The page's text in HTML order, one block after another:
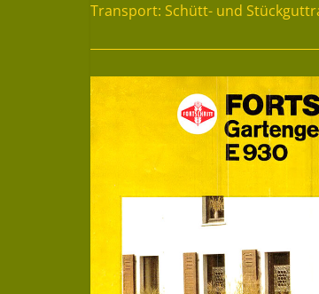
Transport: Schütt- und